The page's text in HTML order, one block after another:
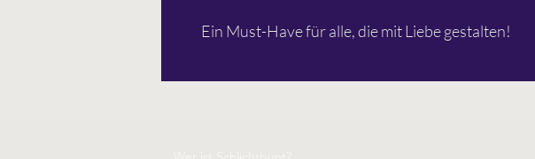
Ein Must-Have für alle, die mit Liebe gestalten!